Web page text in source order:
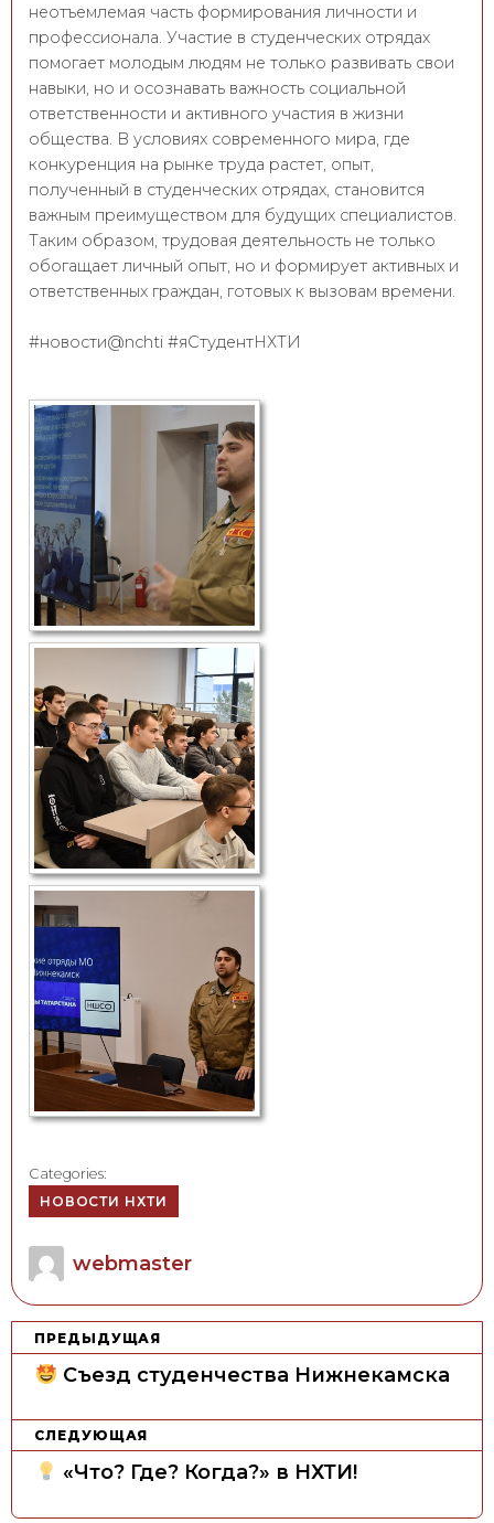
неотъемлемая часть формирования личности и
профессионала. Участие в студенческих отрядах
помогает молодым людям не только развивать свои
навыки, но и осознавать важность социальной
ответственности и активного участия в жизни
общества. В условиях современного мира, где
конкуренция на рынке труда растет, опыт,
полученный в студенческих отрядах, становится
важным преимуществом для будущих специалистов.
Таким образом, трудовая деятельность не только
обогащает личный опыт, но и формирует активных и
ответственных граждан, готовых к вызовам времени.
#новости@nchti #яСтудентНХТИ
Categories:
НОВОСТИ НХТИ
Author
webmaster
Н
и
г
ПРЕДЫДУЩАЯ
Съезд студенчества Нижнекамска
СЛЕДУЮЩАЯ
«Что? Где? Когда?» в НХТИ!